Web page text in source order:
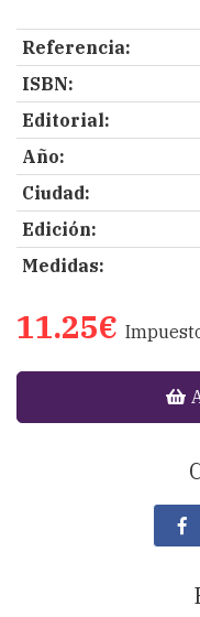
Referencia:
ISBN:
Editorial:
Año:
Ciudad:
Edición:
Medidas:
11.25€